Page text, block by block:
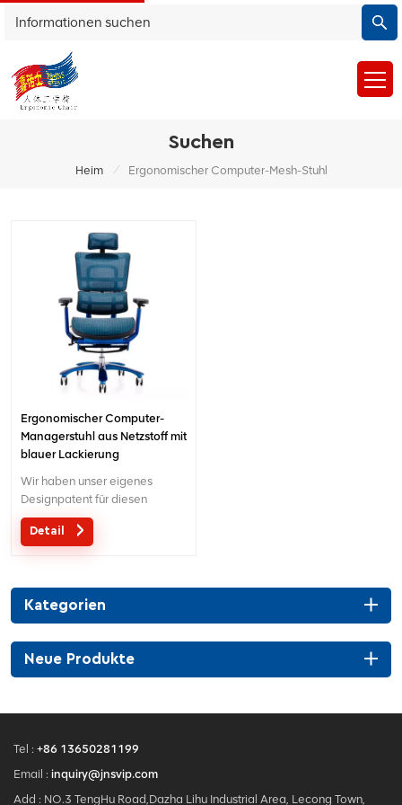
Suchen
Heim / Ergonomischer Computer-Mesh-Stuhl
Ergonomischer Computer-
Managerstuhl aus Netzstoff mit
blauer Lackierung
Wir haben unser eigenes
Designpatent für diesen
speziellen ergonomischen
Bürostuhl mit blauer
Detail
Kategorien
Neue Produkte
Tel : +86 13650281199
Email : inquiry@jnsvip.com
Add : NO.3 TengHu Road,Dazha Lihu Industrial Area, Lecong Town,